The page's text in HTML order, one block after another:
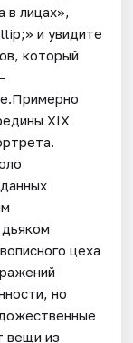
в лицах»,
и увидите
который
XIX
цеха
но
вещи из